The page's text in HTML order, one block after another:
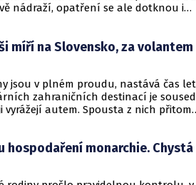
nádraží, opatření se ale dotknou i
míří na Slovensko, za volantem
jsou v plném proudu, nastává čas
zahraničních destinací je
vyrážejí autem. Spousta z nich přitom
monarchie. Chystá